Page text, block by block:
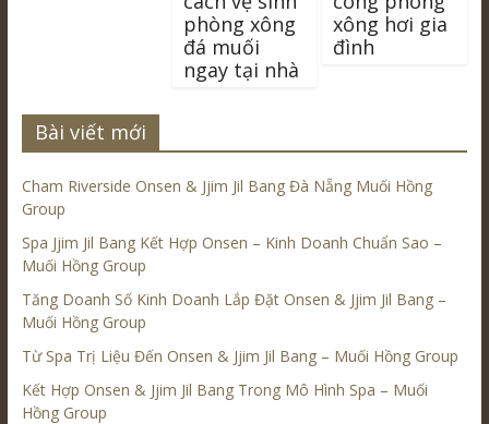
phòng xông
đá muối
ngay tại nhà
xông hơi gia
đình
Bài viết mới
Cham Riverside Onsen & Jjim Jil Bang Đà Nẵng Muối Hồng
Group
Spa Jjim Jil Bang Kết Hợp Onsen – Kinh Doanh Chuẩn Sao –
Muối Hồng Group
Tăng Doanh Số Kinh Doanh Lắp Đặt Onsen & Jjim Jil Bang –
Muối Hồng Group
Từ Spa Trị Liệu Đến Onsen & Jjim Jil Bang – Muối Hồng Group
Kết Hợp Onsen & Jjim Jil Bang Trong Mô Hình Spa – Muối
Hồng Group